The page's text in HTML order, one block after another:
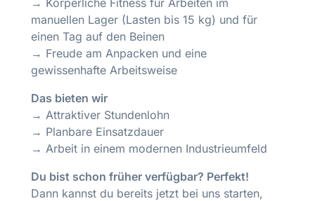
→ Körperliche Fitness für Arbeiten im
manuellen Lager (Lasten bis 15 kg) und für
einen Tag auf den Beinen
→ Freude am Anpacken und eine
gewissenhafte Arbeitsweise
Das bieten wir
→ Attraktiver Stundenlohn
→ Planbare Einsatzdauer
→ Arbeit in einem modernen Industrieumfeld
Du bist schon früher verfügbar? Perfekt!
Dann kannst du bereits jetzt bei uns starten,